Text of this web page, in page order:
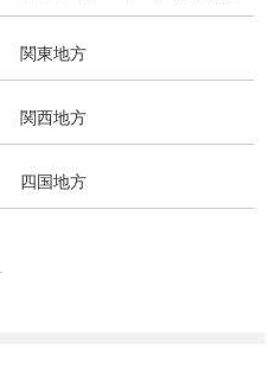
関東地方
関西地方
四国地方